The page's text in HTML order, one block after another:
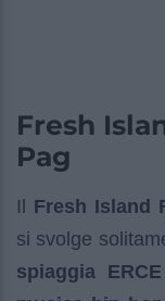
Fresh
Pag
Il Fresh Island
si svolge
spiaggia ERCE